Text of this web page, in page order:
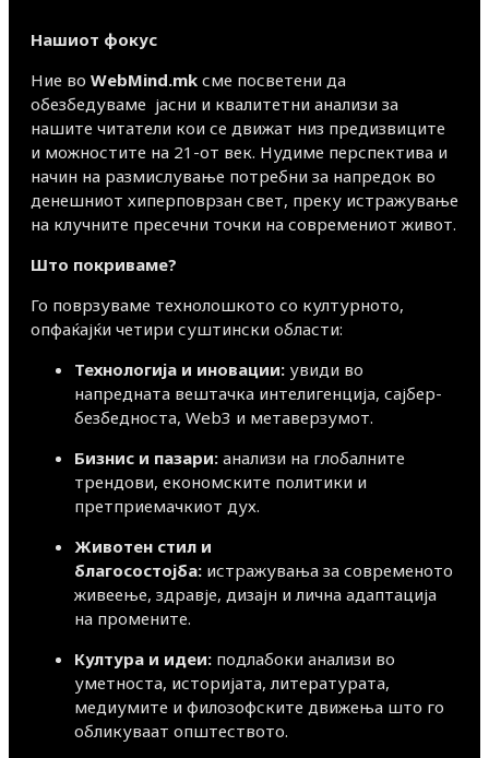
Нашиот фокус
Ние во WebMind.mk сме посветени да
обезбедуваме јасни и квалитетни анализи за
нашите читатели кои се движат низ предизвиците
и можностите на 21-от век. Нудиме перспектива и
начин на размислување потребни за напредок во
денешниот хиперповрзан свет, преку истражување
на клучните пресечни точки на современиот живот.
Што покриваме?
Го поврзуваме технолошкото со културното,
опфаќајќи четири суштински области:
Технологија и иновации: увиди во
напредната вештачка интелигенција, сајбер-
безбедноста, Web3 и метаверзумот.
Бизнис и пазари: анализи на глобалните
трендови, економските политики и
претприемачкиот дух.
Животен стил и
благосостојба: истражувања за современото
живеење, здравје, дизајн и лична адаптација
на промените.
Култура и идеи: подлабоки анализи во
уметноста, историјата, литературата,
медиумите и филозофските движења што го
обликуваат општеството.